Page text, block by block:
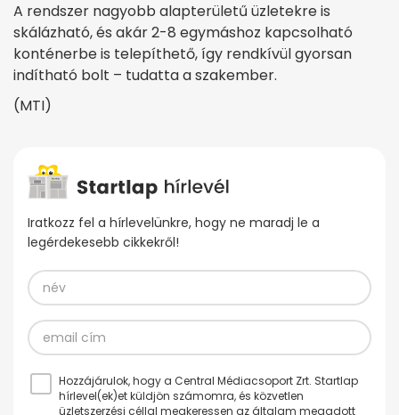
A rendszer nagyobb alapterületű üzletekre is
skálázható, és akár 2-8 egymáshoz kapcsolható
konténerbe is telepíthető, így rendkívül gyorsan
indítható bolt – tudatta a szakember.
(MTI)
Iratkozz fel a hírlevelünkre, hogy ne maradj le a
legérdekesebb cikkekről!
Hozzájárulok, hogy a Central Médiacsoport Zrt. Startlap
hírlevel(ek)et küldjön számomra, és közvetlen
üzletszerzési céllal megkeressen az általam megadott